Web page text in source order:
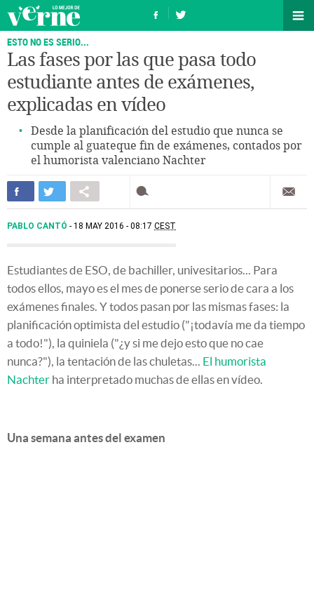
ESTO NO ES SERIO...
Las fases por las que pasa todo
estudiante antes de exámenes,
explicadas en vídeo
Desde la planificación del estudio que nunca se
cumple al guateque fin de exámenes, contados por
el humorista valenciano Nachter
PABLO CANTÓ 18 MAY 2016 - 08:17 CEST
Estudiantes de ESO, de bachiller, univesitarios... Para
todos ellos, mayo es el mes de ponerse serio de cara a los
exámenes finales. Y todos pasan por las mismas fases: la
planificación optimista del estudio ("¡todavía me da tiempo
a todo!"), la quiniela ("¿y si me dejo esto que no cae
nunca?"), la tentación de las chuletas... El humorista
Nachter ha interpretado muchas de ellas en vídeo.
Una semana antes del examen